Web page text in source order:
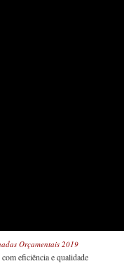
Orçamentais 2019
eficiência e qualidade